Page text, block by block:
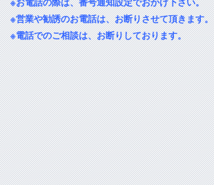
※営業や勧誘のお電話は、お断りさせて頂きます。
※電話でのご相談は、お断りしております。